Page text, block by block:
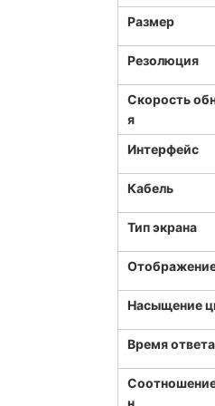
Размер
Резолюция
Скорость
я
Интерфейс
Кабель
Тип экрана
Насыщение
Время ответа
н